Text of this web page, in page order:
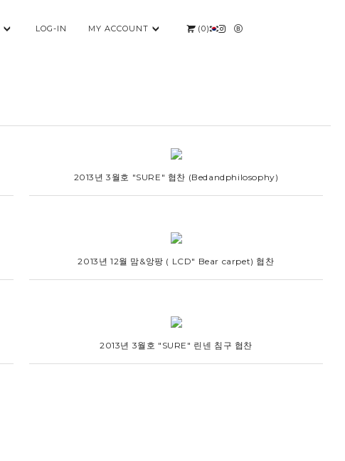
LOG-IN MY ACCOUNT (0)
2013년 3월호 "SURE" 협찬 (Bedandphilosophy)
2013년 12월 맘&앙팡 ( LCD" Bear carpet) 협찬
2013년 3월호 "SURE" 린넨 침구 협찬